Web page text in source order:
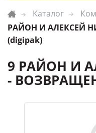
Каталог
РАЙОН И АЛЕКСЕЙ
(digipak)
9 РАЙОН И
-